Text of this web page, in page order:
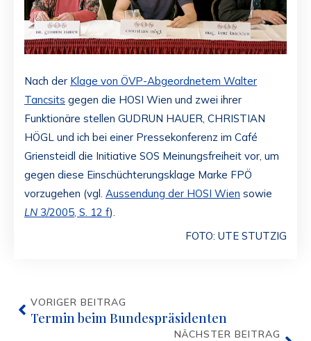
Nach der Klage von ÖVP-Abgeordnetem Walter
Tancsits gegen die HOSI Wien und zwei ihrer
Funktionäre stellen GUDRUN HAUER, CHRISTIAN
HÖGL und ich bei einer Pressekonferenz im Café
Griensteidl die Initiative SOS Meinungsfreiheit vor, um
gegen diese Einschüchterungsklage Marke FPÖ
vorzugehen (vgl. Aussendung der HOSI Wien sowie
LN 3/2005, S. 12 f).
FOTO: UTE STUTZIG
VORIGER BEITRAG
Termin beim Bundespräsidenten
NÄCHSTER BEITRAG